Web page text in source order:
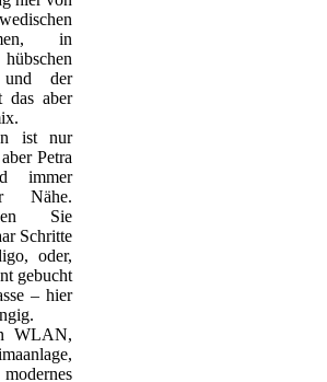
in
und der
das aber
ist nur
Petra
immer
Nähe.
Sie
Schritte
oder,
gebucht
– hier
WLAN,